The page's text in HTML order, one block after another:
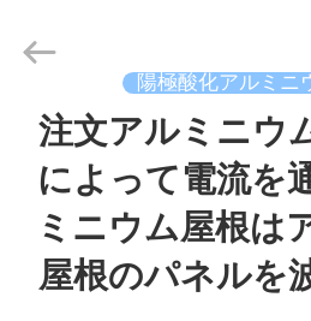
2021
Aluminum
Industry
Reserved.
陽極酸化アルミニ
注文アルミニウ
によって電流を
ミニウム屋根は
屋根のパネルを